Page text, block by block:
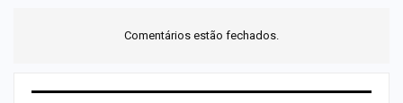
Comentários estão fechados.